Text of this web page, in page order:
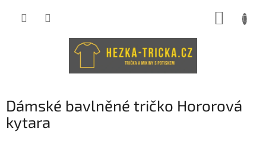
Dámské bavlněné tričko Hororová
kytara